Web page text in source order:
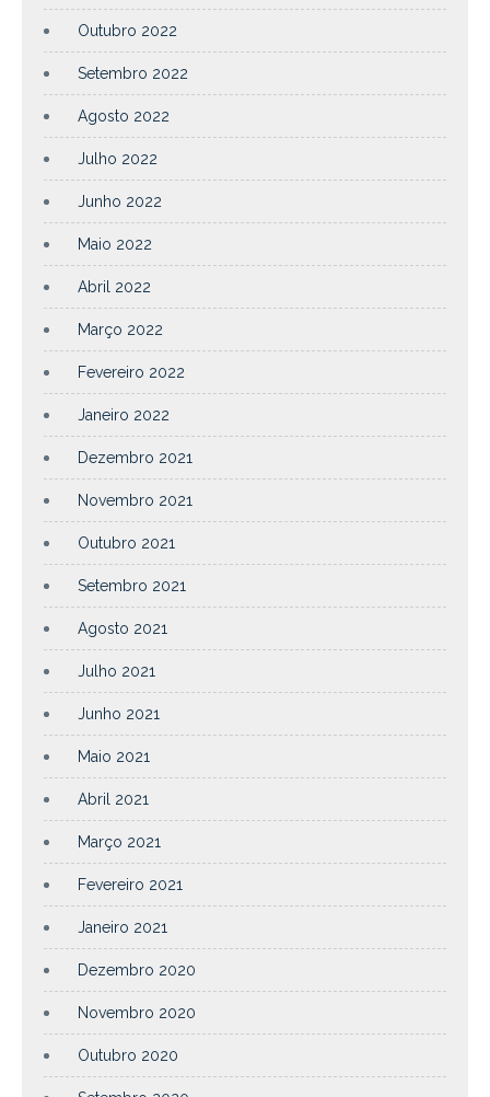
Outubro 2022
Setembro 2022
Agosto 2022
Julho 2022
Junho 2022
Maio 2022
Abril 2022
Março 2022
Fevereiro 2022
Janeiro 2022
Dezembro 2021
Novembro 2021
Outubro 2021
Setembro 2021
Agosto 2021
Julho 2021
Junho 2021
Maio 2021
Abril 2021
Março 2021
Fevereiro 2021
Janeiro 2021
Dezembro 2020
Novembro 2020
Outubro 2020